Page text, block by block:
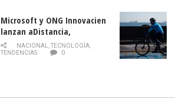
Microsoft y ONG Innovacien
lanzan aDistancia,
plataforma con cursos
gratuitos online sobre
NACIONAL TECNOLOGÍA,
TENDENCIAS
0